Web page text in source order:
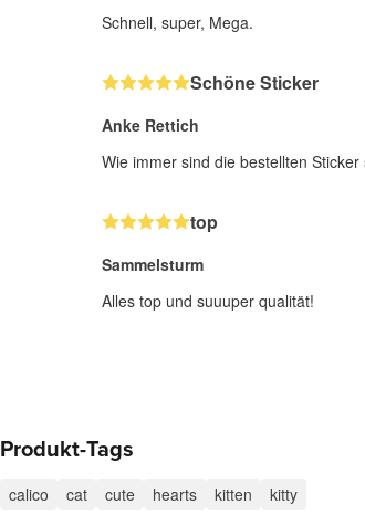
Schnell, super, Mega.
Schöne Sticker
Anke Rettich
Wie immer sind die bestellten
top
Sammelsturm
Alles top und suuuper qualität!
Produkt-Tags
calico cat cute hearts kitten kitty